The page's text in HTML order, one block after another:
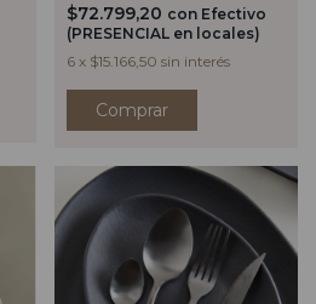
$72.799,20 con Efectivo
(PRESENCIAL en locales)
6 x $15.166,50 sin interés